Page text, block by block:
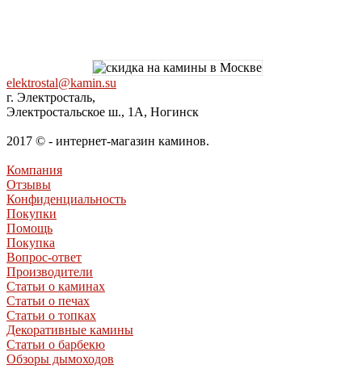
elektrostal@kamin.su
г. Электросталь,
Электростальское ш., 1А, Ногинск
2017 © - интернет-магазин каминов.
Компания
Отзывы
Конфиденциальность
Покупки
Помощь
Покупка
Вопрос-ответ
Производители
Статьи о каминах
Статьи о печах
Статьи о топках
Декоративные камины
Статьи о барбекю
Обзоры дымоходов